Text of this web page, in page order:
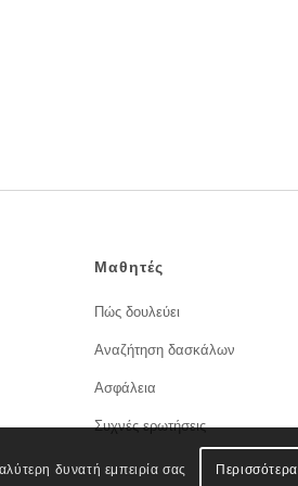
Μαθητές
Πώς δουλεύει
Αναζήτηση δασκάλων
Ασφάλεια
Συχνές ερωτήσεις
δυνατή εμπειρία σας Περισσότερα